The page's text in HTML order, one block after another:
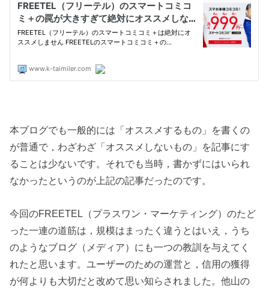
本ブログでも一般的には「オススメするもの」を書くの
が普通で，わざわざ「オススメしないもの」を記事にす
ることは少ないです。それでも当時，書かずにはいられ
なかったというのが上記の記事だったのです。
今回のFREETEL（プラスワン・マーケティング）のたど
った一連の道筋は，規模はまったく違うとはいえ，うち
のようなブログ（メディア）にも一つの教訓を与えてく
れたと思います。ユーザーのための運営と，信用の獲得
が何よりも大切だと改めて思い知らされました。他山の